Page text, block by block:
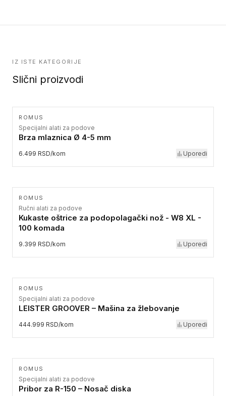
IZ ISTE KATEGORIJE
Slični proizvodi
ROMUS
Specijalni alati za podove
Brza mlaznica Ø 4-5 mm
6.499 RSD/kom Uporedi
ROMUS
Ručni alati za podove
Kukaste oštrice za podopolagački nož - W8 XL -
100 komada
9.399 RSD/kom Uporedi
ROMUS
Specijalni alati za podove
LEISTER GROOVER – Mašina za žlebovanje
444.999 RSD/kom Uporedi
ROMUS
Specijalni alati za podove
Pribor za R-150 – Nosač diska